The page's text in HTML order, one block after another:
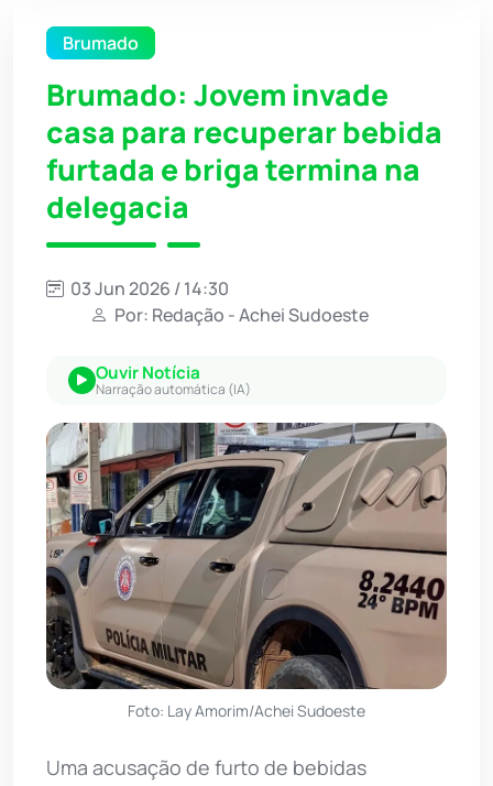
Brumado
Brumado: Jovem invade
casa para recuperar bebida
furtada e briga termina na
delegacia
03 Jun 2026 / 14:30
Por: Redação - Achei Sudoeste
Ouvir Notícia
Narração automática (IA)
Foto: Lay Amorim/Achei Sudoeste
Uma acusação de furto de bebidas